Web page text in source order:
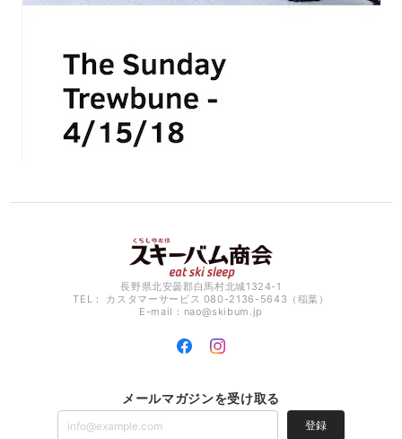
長野県北安曇郡白馬村北城1324-1
TEL： カスタマーサービス 080-2136-5643（稲葉）
E-mail： nao@skibum.jp
メールマガジンを受け取る
登録